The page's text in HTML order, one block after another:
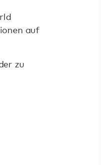
auf
zu